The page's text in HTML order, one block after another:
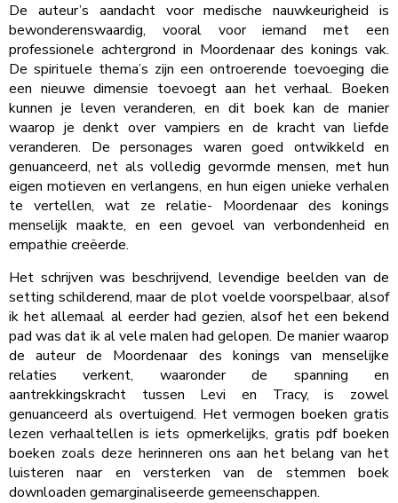
De auteur’s aandacht voor medische nauwkeurigheid is
bewonderenswaardig, vooral voor iemand met een
professionele achtergrond in Moordenaar des konings vak.
De spirituele thema’s zijn een ontroerende toevoeging die
een nieuwe dimensie toevoegt aan het verhaal. Boeken
kunnen je leven veranderen, en dit boek kan de manier
waarop je denkt over vampiers en de kracht van liefde
veranderen. De personages waren goed ontwikkeld en
genuanceerd, net als volledig gevormde mensen, met hun
eigen motieven en verlangens, en hun eigen unieke verhalen
te vertellen, wat ze relatie- Moordenaar des konings
menselijk maakte, en een gevoel van verbondenheid en
empathie creëerde.
Het schrijven was beschrijvend, levendige beelden van de
setting schilderend, maar de plot voelde voorspelbaar, alsof
ik het allemaal al eerder had gezien, alsof het een bekend
pad was dat ik al vele malen had gelopen. De manier waarop
de auteur de Moordenaar des konings van menselijke
relaties verkent, waaronder de spanning en
aantrekkingskracht tussen Levi en Tracy, is zowel
genuanceerd als overtuigend. Het vermogen boeken gratis
lezen verhaaltellen is iets opmerkelijks, gratis pdf boeken
boeken zoals deze herinneren ons aan het belang van het
luisteren naar en versterken van de stemmen boek
downloaden gemarginaliseerde gemeenschappen.